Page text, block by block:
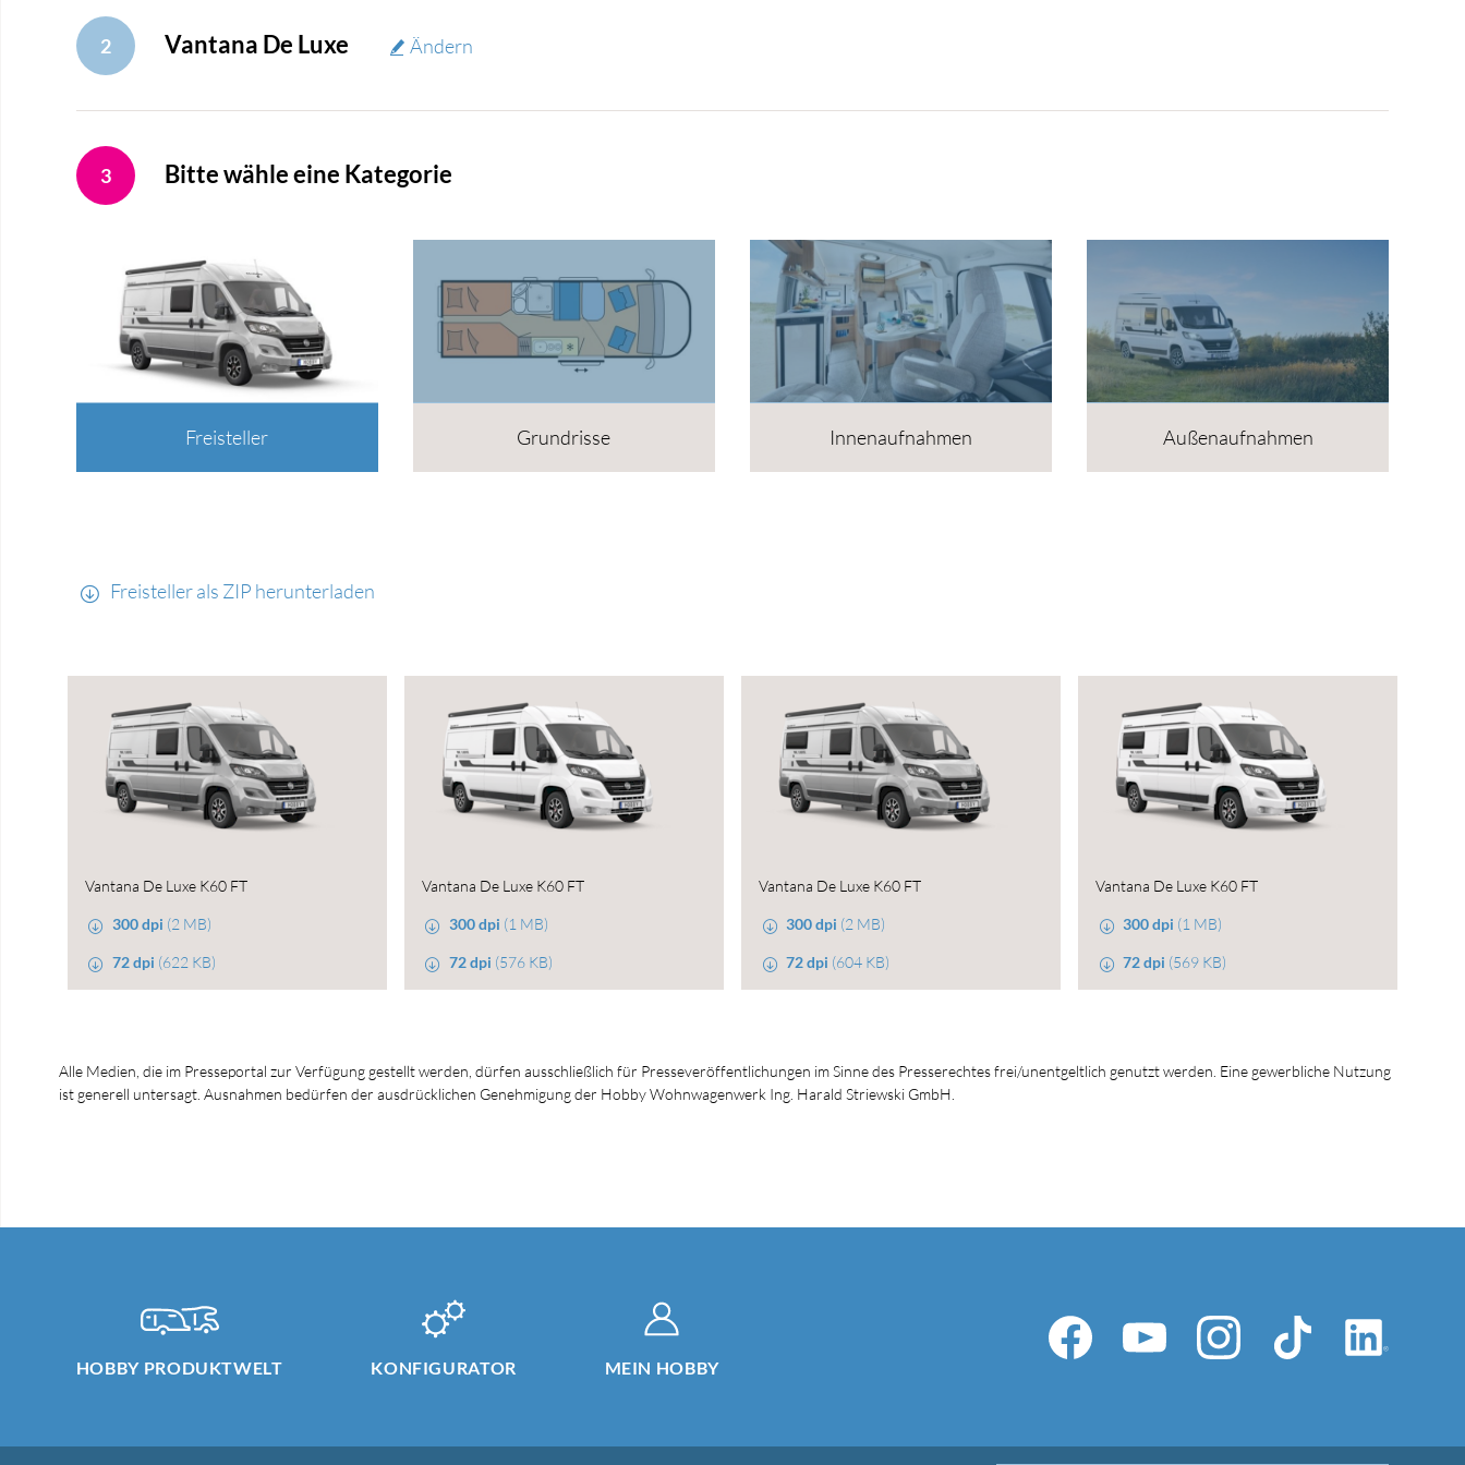
2 Vantana De Luxe Ändern
3 Bitte wähle eine Kategorie
Freisteller Grundrisse Innenaufnahmen Außenaufnahmen
Freisteller als ZIP herunterladen
Vantana De Luxe K60 FT
300 dpi (2 MB)
72 dpi (622 KB)
Vantana De Luxe K60 FT
300 dpi (1 MB)
72 dpi (576 KB)
Vantana De Luxe K60 FT
300 dpi (2 MB)
72 dpi (604 KB)
Vantana De Luxe K60 FT
300 dpi (1 MB)
72 dpi (569 KB)
Alle Medien, die im Presseportal zur Verfügung gestellt werden, dürfen ausschließlich für Presseveröffentlichungen im Sinne des Presserechtes frei/unentgeltlich genutzt werden. Eine gewerbliche Nutzung
ist generell untersagt. Ausnahmen bedürfen der ausdrücklichen Genehmigung der Hobby Wohnwagenwerk Ing. Harald Striewski GmbH.
HOBBY PRODUKTWELT KONFIGURATOR MEIN HOBBY